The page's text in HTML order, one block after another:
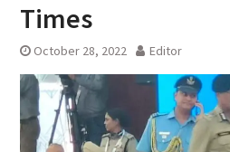
Times
October 28, 2022 Editor